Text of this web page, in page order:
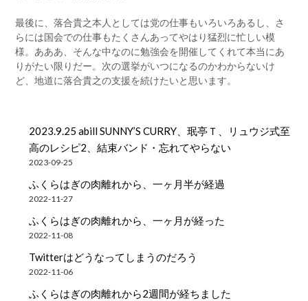
最後に、落合貴之本人としては党の仕事もいろいろあるし、さ
らには国会での仕事もたくさんあってやはり猛烈に忙しい模
様。あああ、そんな中なのに勉強会を開催してくれて本当にあ
りがたい限りだー。次の選挙がいつになるのかわからないけ
ど、地道に落合貴之の支援を続けたいと思います。
2023.9.25 abill SUNNY’S CURRY、珉亭Ｔ、リュウジ式至
高のレシピ2、結束バンド・忘れてやらない
2023-09-25
ふくらはぎの肉離れから、一ヶ月半が経過
2022-11-27
ふくらはぎの肉離れから、一ヶ月が経った
2022-11-08
Twitterはどうなってしまうのだろう
2022-11-06
ふくらはぎの肉離れから2週間が経ちました